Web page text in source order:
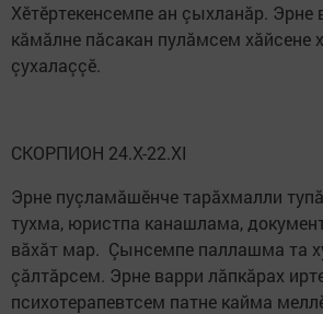
Хӗтӗртекенсемпе ан çыхланăр. Эрне
кăмăлне пăсакан пулăмсем хăйсене
çухалаççӗ.
СКОРПИОН 24.X-22.XI
Эрне пуçламăшӗнче тарăхмалли
тухма, юристпа канашлама,
вăхăт мар. Çынсемпе паллашма та
çăлтăрсем. Эрне варри лăпкăрах
психотерапевтсем патне кайма